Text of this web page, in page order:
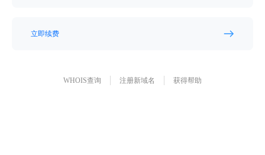
立即续费
WHOIS查询 注册新域名 获得帮助